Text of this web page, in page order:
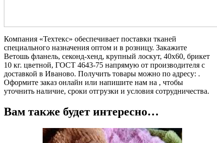
Компания «Техтекс» обеспечивает поставки тканей
специального назначения оптом и в розницу. Закажите
Ветошь фланель, секонд-хенд, крупный лоскут, 40х60, брикет
10 кг. цветной, ГОСТ 4643-75 напрямую от производителя с
доставкой в Иваново. Получить товары можно по адресу: .
Оформите заказ онлайн или напишите нам на , чтобы
уточнить наличие, сроки отгрузки и условия сотрудничества.
Вам также будет интересно…